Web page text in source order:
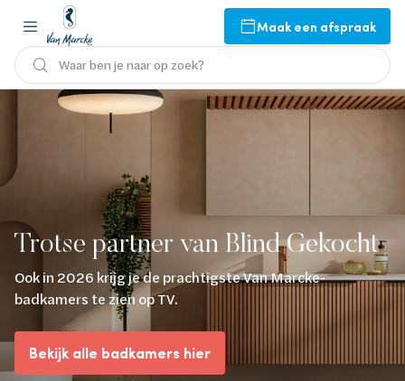
Maak een afspraak
Waar ben je naar op zoek?
Trotse partner van Blind Gekocht
Ook in 2026 krijg je de prachtigste Van Marcke-
badkamers te zien op TV.
Bekijk alle badkamers hier